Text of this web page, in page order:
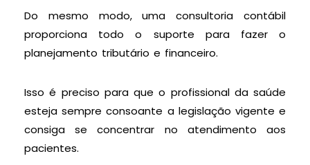
Do mesmo modo, uma consultoria contábil
proporciona todo o suporte para fazer o
planejamento tributário e financeiro.
Isso é preciso para que o profissional da saúde
esteja sempre consoante a legislação vigente e
consiga se concentrar no atendimento aos
pacientes.